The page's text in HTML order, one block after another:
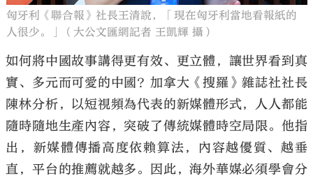
匈牙利《聯合報》社長王清說，「現在匈牙利當地看報紙的
人很少。」（大公文匯網記者 王凱輝 攝）
如何將中國故事講得更有效、更立體，讓世界看到真
實、多元而可愛的中國？加拿大《搜羅》雜誌社社長
陳林分析，以短視頻為代表的新媒體形式，人人都能
隨時隨地生產內容，突破了傳統媒體時空局限。他指
出，新媒體傳播高度依賴算法，內容越優質、越垂
直，平台的推薦就越多。因此，海外華媒必須學會分